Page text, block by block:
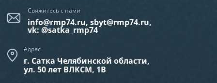
Свяжитесь с нами
info@rmp74.ru, sbyt@rmp74.ru,
vk: @satka_rmp74
Адрес
г. Сатка Челябинской области,
ул. 50 лет ВЛКСМ, 1В